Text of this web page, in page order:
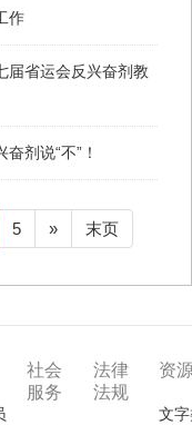
作
届省运会反兴奋剂教
剂说“不”！
5 » 末页
社会
服务
法律
法规
资
文